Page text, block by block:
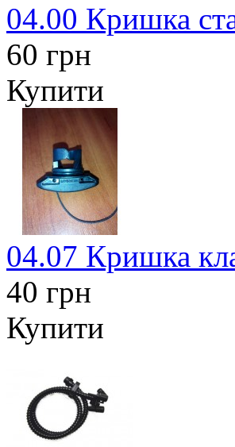
04.00 Кришка
60 грн
Купити
04.07 Кришка
40 грн
Купити